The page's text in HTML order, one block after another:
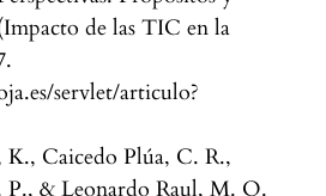
de las TIC en la
servlet/articulo?
Caicedo Plúa, C. R.,
& Leonardo Raul, M. Q.